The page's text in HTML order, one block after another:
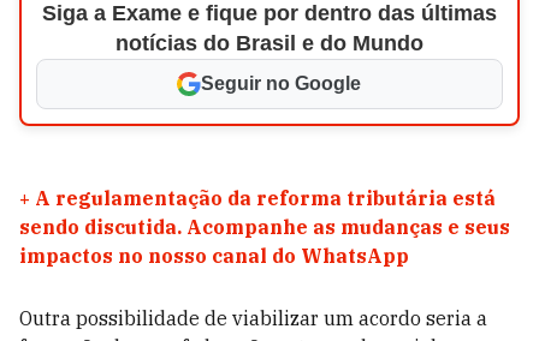
Siga a Exame e fique por dentro das últimas
notícias do Brasil e do Mundo
Seguir no Google
+ A regulamentação da reforma tributária está
sendo discutida. Acompanhe as mudanças e seus
impactos no nosso canal do WhatsApp
Outra possibilidade de viabilizar um acordo seria a